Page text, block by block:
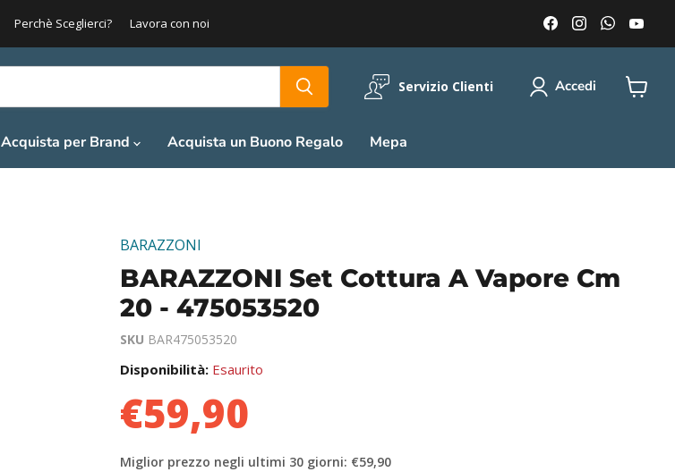
Perchè Sceglierci? Lavora con noi
Trovaci
su
Facebook
Trovaci
su
Instagram
Trovaci
su
Servizio Clienti Accedi
Acquista per Brand Acquista un Buono Regalo Mepa
BARAZZONI
BARAZZONI Set Cottura A Vapore Cm
20 - 475053520
SKU BAR475053520
Disponibilità: Esaurito
€59,90
Miglior prezzo negli ultimi 30 giorni: €59,90